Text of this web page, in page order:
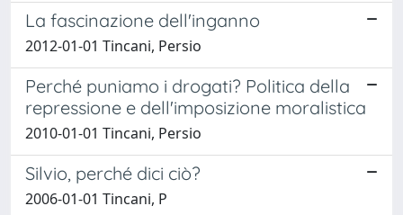
La fascinazione dell'inganno
2012-01-01 Tincani, Persio
Perché puniamo i drogati? Politica della
repressione e dell'imposizione moralistica
2010-01-01 Tincani, Persio
Silvio, perché dici ciò?
2006-01-01 Tincani, P